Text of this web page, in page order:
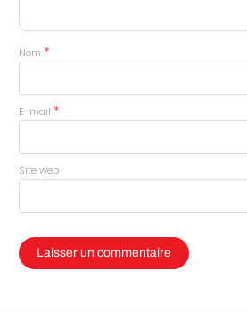
Nom *
E-mail *
Site web